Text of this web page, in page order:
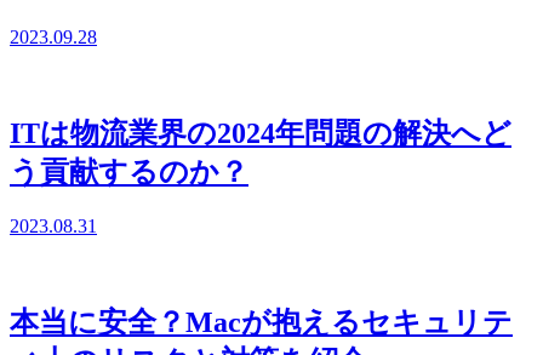
2023.09.28
ITは物流業界の2024年問題の解決へど
う貢献するのか？
2023.08.31
本当に安全？Macが抱えるセキュリテ